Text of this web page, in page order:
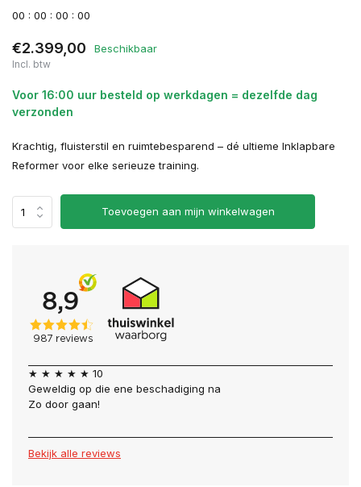
00 : 00 : 00 : 00
€2.399,00 Beschikbaar
Incl. btw
Voor 16:00 uur besteld op werkdagen = dezelfde dag
verzonden
Krachtig, fluisterstil en ruimtebesparend – dé ultieme Inklapbare
Reformer voor elke serieuze training.
Toevoegen aan mijn winkelwagen
★ ★ ★ ★ ★ 10
Geweldig op die ene beschadiging na
Zo door gaan!
Bekijk alle reviews